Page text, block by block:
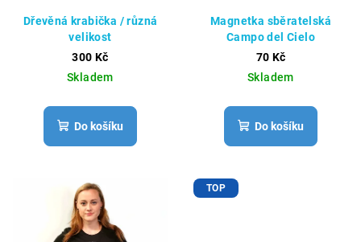
Dřevěná krabička / různá
velikost
300 Kč
Skladem
Do košíku
Magnetka sběratelská
Campo del Cielo
70 Kč
Skladem
Do košíku
TOP